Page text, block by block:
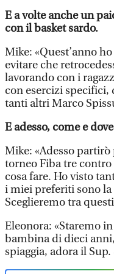
E a volte anche un
con il basket sardo.
Mike: «Quest’anno
evitare che
lavorando con i
con esercizi specifici,
tanti altri Marco
E adesso, come e
Mike: «Adesso
torneo Fiba tre
cosa fare. Ho visto
i miei preferiti sono la
Sceglieremo tra
Eleonora: «Staremo
bambina di dieci
spiaggia, adora il